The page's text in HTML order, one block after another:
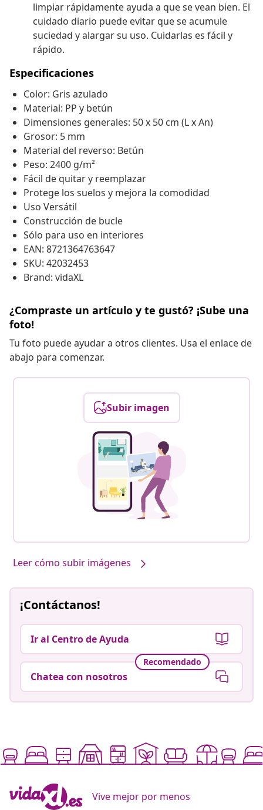
limpiar rápidamente ayuda a que se vean bien. El
cuidado diario puede evitar que se acumule
suciedad y alargar su uso. Cuidarlas es fácil y
rápido.
Especificaciones
Color: Gris azulado
Material: PP y betún
Dimensiones generales: 50 x 50 cm (L x An)
Grosor: 5 mm
Material del reverso: Betún
Peso: 2400 g/m²
Fácil de quitar y reemplazar
Protege los suelos y mejora la comodidad
Uso Versátil
Construcción de bucle
Sólo para uso en interiores
EAN: 8721364763647
SKU: 42032453
Brand: vidaXL
¿Compraste un artículo y te gustó? ¡Sube una
foto!
Tu foto puede ayudar a otros clientes. Usa el enlace de
abajo para comenzar.
Subir imagen
Leer cómo subir imágenes
¡Contáctanos!
Ir al Centro de Ayuda
Recomendado
Chatea con nosotros
Vive mejor por menos